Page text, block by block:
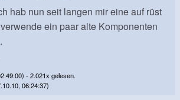
hab nun seit langen mir eine auf rüst
ein paar alte Komponenten
- 2.021x gelesen.
06:24:37)